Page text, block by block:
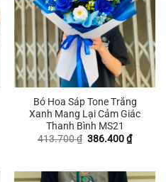
Bó Hoa Sáp Tone Trắng
Xanh Mang Lại Cảm Giác
Thanh Bình MS21
413.700₫ Giá
386.400₫Giá
hiện